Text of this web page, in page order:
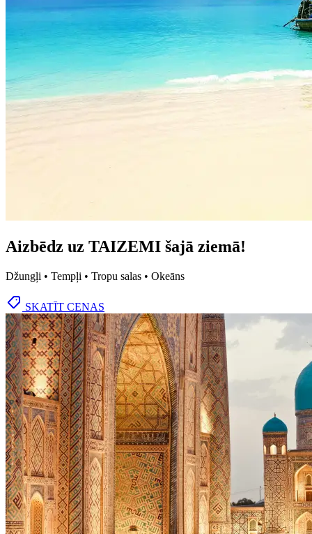
Aizbēdz uz TAIZEMI šajā ziemā!
Džungļi • Tempļi • Tropu salas • Okeāns
SKATĪT CENAS